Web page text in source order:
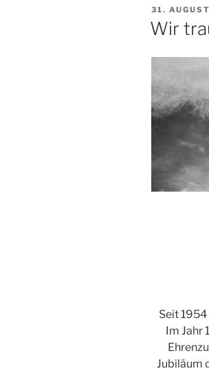
AM
31.
Wir
Seit
Im Jahr
Jubiläum